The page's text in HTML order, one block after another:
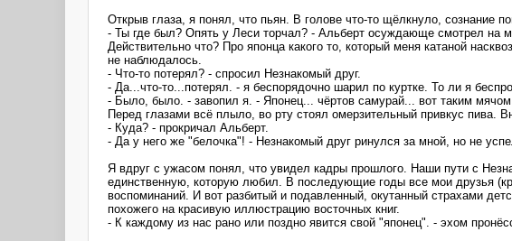
Открыв глаза, я понял, что пьян. В голове что-то щёлкнуло, сознание
- Ты где был? Опять у Леси торчал? - Альберт осуждающе смотрел на
Действительно что? Про японца какого то, который меня катаной
не наблюдалось.
- Что-то потерял? - спросил Незнакомый друг.
- Да...что-то...потерял. - я беспорядочно шарил по куртке. То ли я
- Было, было. - завопил я. - Японец... чёртов самурай... вот таким
Перед глазами всё плыло, во рту стоял омерзительный привкус
- Куда? - прокричал Альберт.
- Да у него же "белочка"! - Незнакомый друг ринулся за мной, но не
Я вдруг с ужасом понял, что увидел кадры прошлого. Наши пути с
единственную, которую любил. В последующие годы все мои друзья
воспоминаний. И вот разбитый и подавленный, окутанный страхами
похожего на красивую иллюстрацию восточных книг.
- К каждому из нас рано или поздно явится свой "японец". - эхом